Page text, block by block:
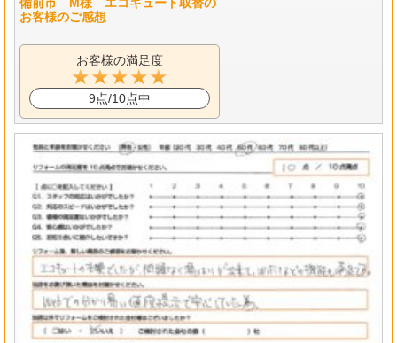
お客様のご感想
お客様の満足度
9点/10点中